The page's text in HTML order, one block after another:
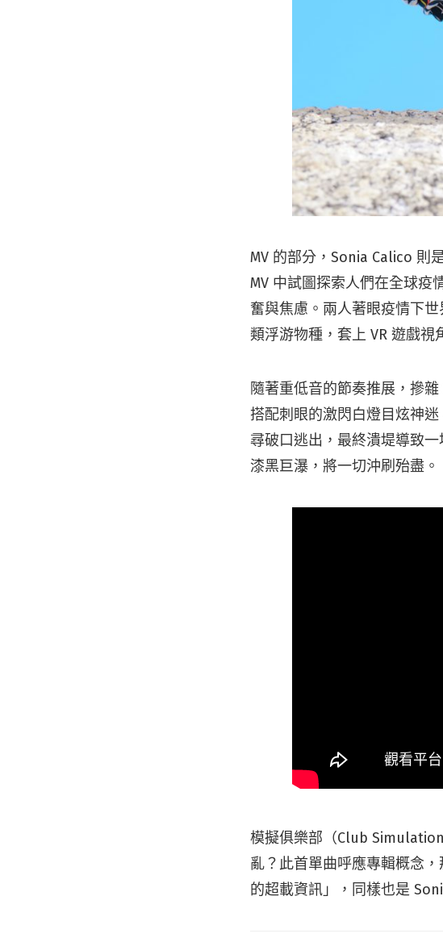
MV 的部分，Sonia Calico 則
MV 中試圖探索人們在全球
奮與焦慮。兩人著眼疫情下
類浮游物種，套上 VR 遊戲視
隨著重低音的節奏推展，摻
搭配刺眼的激閃白燈目炫神
尋破口逃出，最終潰堤導致
漆黑巨瀑，將一切沖刷殆盡。
模擬俱樂部（Club
亂？此首單曲呼應專輯概念
的超載資訊」，同樣也是